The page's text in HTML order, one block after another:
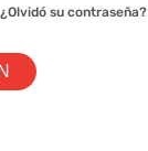
¿Olvidó su contraseña?